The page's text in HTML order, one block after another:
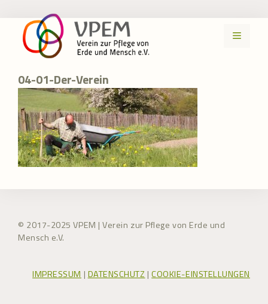
Inhalt
springen
MENÜ
04-01-Der-Verein
© 2017-2025 VPEM | Verein zur Pflege von Erde und
Mensch e.V.
IMPRESSUM | DATENSCHUTZ |COOKIE-EINSTELLUNGEN